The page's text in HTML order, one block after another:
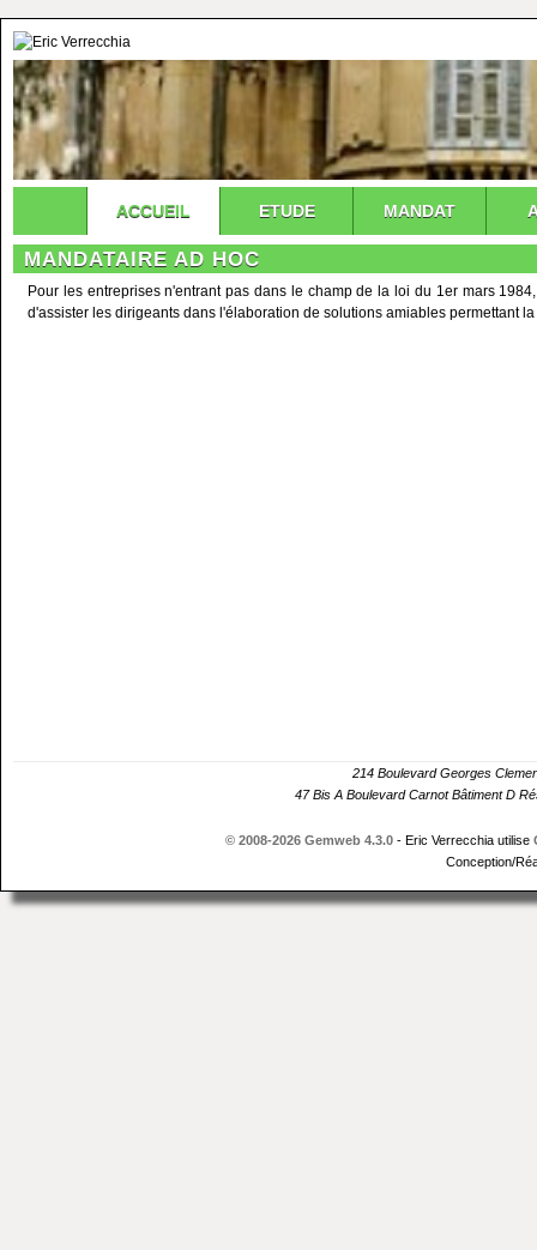
ACCUEIL ETUDE MANDAT
MANDATAIRE AD HOC
Pour les entreprises n'entrant pas dans le champ de la loi du 1er mars
d'assister les dirigeants dans l'élaboration de solutions amiables permettant
214 Boulevard Georges
47 Bis A Boulevard Carnot Bâtiment D
© 2008-2026 Gemweb 4.3.0- Eric Verrecchia utilise
Conception/